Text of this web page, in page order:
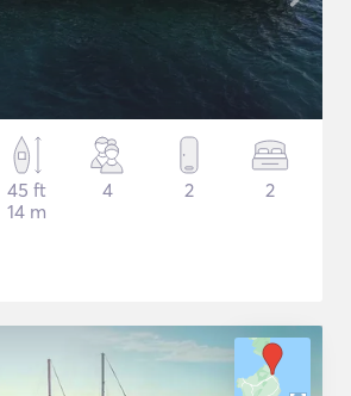
45 ft
14 m
4 2 2